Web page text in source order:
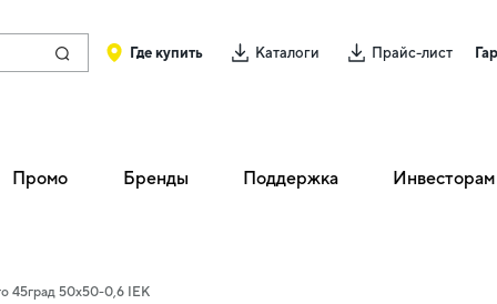
Где купить Каталоги Прайс-лист
Промо Бренды Поддержка Инвесторам
45град 50х50-0,6 IEK